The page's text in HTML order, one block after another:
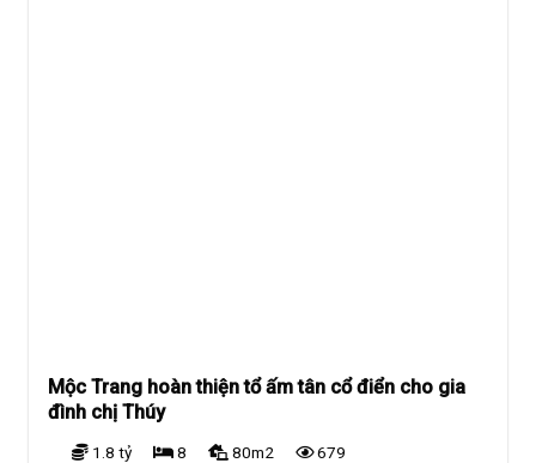
Mộc Trang hoàn thiện tổ ấm tân cổ điển cho gia
đình chị Thúy
1.8 tỷ 8 80m2 679